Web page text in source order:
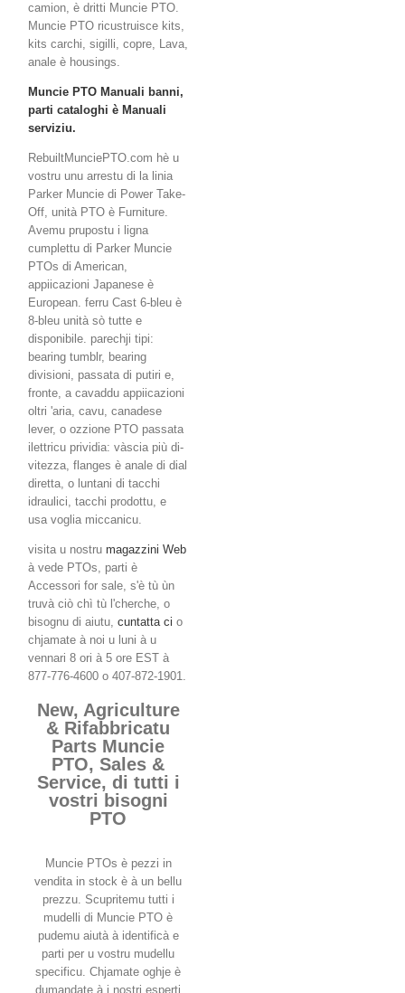
camion, è dritti Muncie PTO.
Muncie PTO ricustruisce kits,
kits carchi, sigilli, copre, Lava,
anale è housings.
Muncie PTO Manuali banni,
parti cataloghi è Manuali
serviziu.
RebuiltMunciePTO.com hè u
vostru unu arrestu di la linia
Parker Muncie di Power Take-
Off, unità PTO è Furniture.
Avemu prupostu i ligna
cumplettu di Parker Muncie
PTOs di American,
appiicazioni Japanese è
European. ferru Cast 6-bleu è
8-bleu unità sò tutte e
disponibile. parechji tipi:
bearing tumblr, bearing
divisioni, passata di putiri e,
fronte, a cavaddu appiicazioni
oltri 'aria, cavu, canadese
lever, o ozzione PTO passata
ilettricu prividia: vàscia più di-
vitezza, flanges è anale di dial
diretta, o luntani di tacchi
idraulici, tacchi prodottu, e
usa voglia miccanicu.
visita u nostrumagazzini Web
à vede PTOs, parti è
Accessori for sale, s'è tù ùn
truvà ciò chì tù l'cherche, o
bisognu di aiutu,cuntatta cio
chjamate à noi u luni à u
vennari 8 ori à 5 ore EST à
877-776-4600 o 407-872-1901.
New, Agriculture
& Rifabbricatu
Parts Muncie
PTO, Sales &
Service, di tutti i
vostri bisogni
PTO
Muncie PTOs è pezzi in
vendita in stock è à un bellu
prezzu. Scupritemu tutti i
mudelli di Muncie PTO è
pudemu aiutà à identificà e
parti per u vostru mudellu
specificu. Chjamate oghje è
dumandate à i nostri esperti